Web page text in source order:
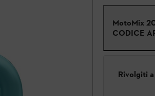
MotoMix
CODICE
Rivolgiti